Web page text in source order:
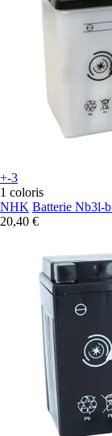
+-3
1 coloris
NHK Batterie Nb3l-
20,40 €